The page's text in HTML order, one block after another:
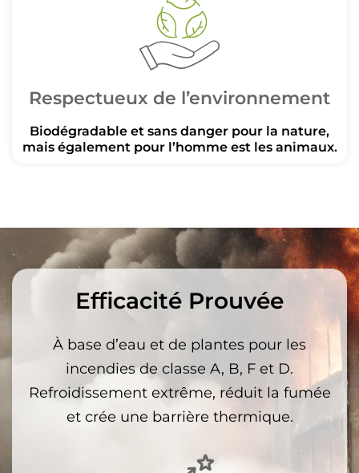
Respectueux de l’environnement
Biodégradable et sans danger pour la nature,
mais également pour l’homme est les animaux.
Efficacité Prouvée
À base d’eau et de plantes pour les
incendies de classe A, B, F et D.
Refroidissement extrême, réduit la fumée
et crée une barrière thermique.